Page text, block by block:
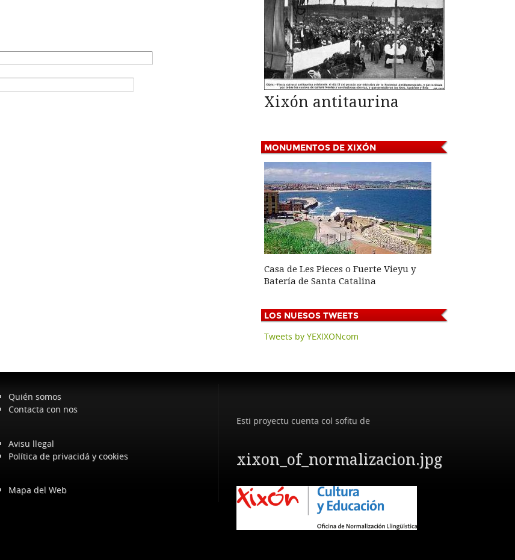
Xixón antitaurina
MONUMENTOS DE XIXÓN
Casa de Les Pieces o Fuerte Vieyu y
Batería de Santa Catalina
LOS NUESOS TWEETS
Tweets by YEXIXONcom
Quién somos
Contacta con nos
Avisu llegal
Política de privacidá y cookies
Mapa del Web
Esti proyectu cuenta col sofitu de
xixon_of_normalizacion.jpg